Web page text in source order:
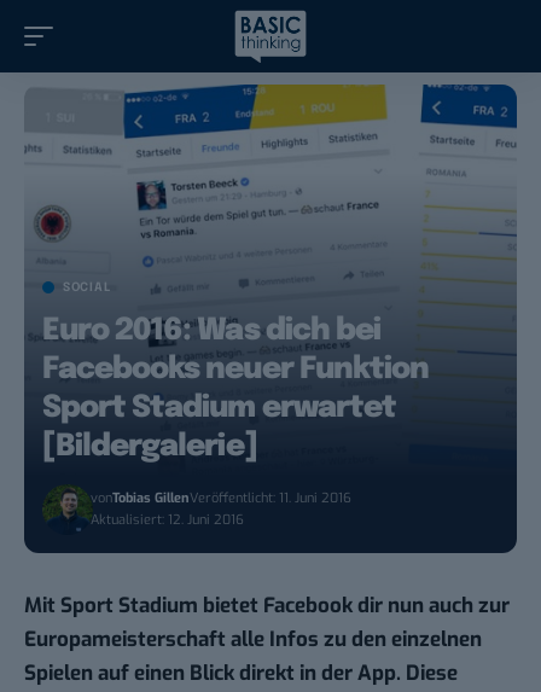
SOCIAL
Euro 2016: Was dich bei
Facebooks neuer Funktion
Sport Stadium erwartet
[Bildergalerie]
vonTobias GillenVeröffentlicht: 11. Juni 2016
Aktualisiert: 12. Juni 2016
Mit Sport Stadium bietet Facebook dir nun auch zur
Europameisterschaft alle Infos zu den einzelnen
Spielen auf einen Blick direkt in der App. Diese